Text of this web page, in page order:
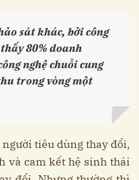
sát khác, bởi công
80% doanh
nghệ chuỗi cung
trong vòng một
tiêu dùng thay đổi,
và cam kết hệ sinh thái